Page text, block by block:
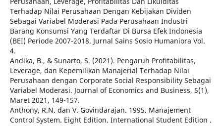
Terhadap Nilai Perusahaan Dengan Kebijakan Dividen
Sebagai Variabel Moderasi Pada Perusahaan Industri
Barang Konsumsi Yang Terdaftar Di Bursa Efek Indonesia
(BEI) Periode 2007-2018. Jurnal Sains Sosio Humaniora Vol.
4.
Andika, B., & Sunarto, S. (2021). Pengaruh Profitabilitas,
Leverage, dan Kepemilikan Manajerial Terhadap Nilai
Perusahaan dengan Corporate Social Responsibility Sebagai
Variabel Moderasi. Journal of Economics and Business, 5(1),
Maret 2021, 149-157.
Anthony, R.N. dan V. Govindarajan. 1995. Manajement
Control System. Eight Edition. International Student Edition .